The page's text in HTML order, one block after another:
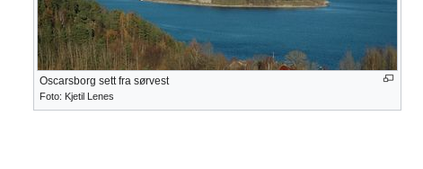
Oscarsborg sett fra sørvest
Foto: Kjetil Lenes